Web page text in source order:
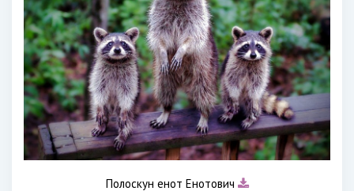
Полоскун енот Енотович